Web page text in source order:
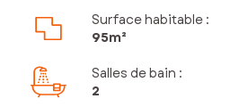
Surface habitable :
95m²
Salles de bain :
2